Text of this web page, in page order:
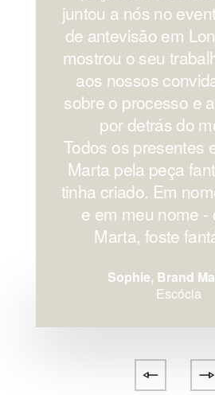
juntou a nós no
de antevisão em
mostrou o seu
aos nossos
sobre o processo e
por detrás do
Todos os presentes
Marta pela peça
tinha criado. Em
e em meu nome -
Marta, foste
Sophie, Brand
Escócia